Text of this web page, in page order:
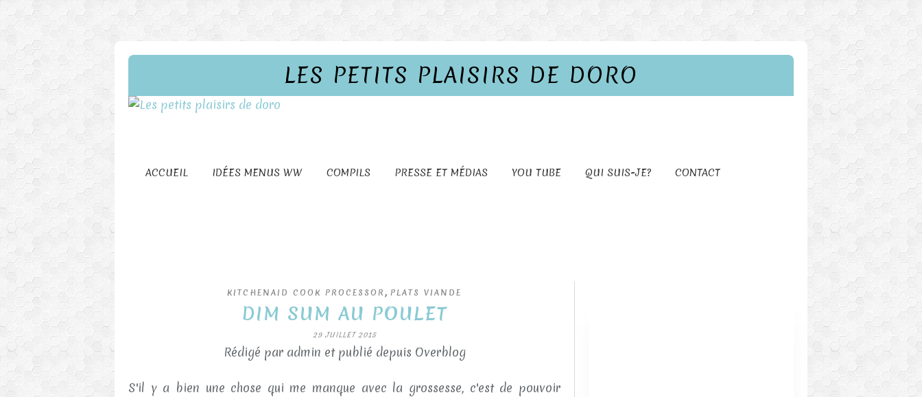
LES PETITS PLAISIRS DE DORO
ACCUEIL IDÉES MENUS WW COMPILS PRESSE ET MÉDIAS YOU TUBE QUI SUIS-JE? CONTACT
KITCHENAID COOK PROCESSOR , PLATS VIANDE
DIM SUM AU POULET
29 JUILLET 2015
Rédigé par admin et publié depuis Overblog
S'il y a bien une chose qui me manque avec la grossesse, c'est de pouvoir